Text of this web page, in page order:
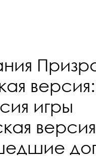
версия:
игры